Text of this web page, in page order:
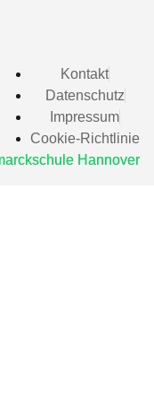
Hannover
Kontakt
Datenschutz
Impressum
Cookie-Richtlinie